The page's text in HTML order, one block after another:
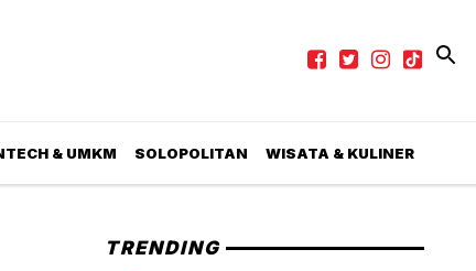
& UMKM SOLOPOLITAN WISATA & KULINER
TRENDING